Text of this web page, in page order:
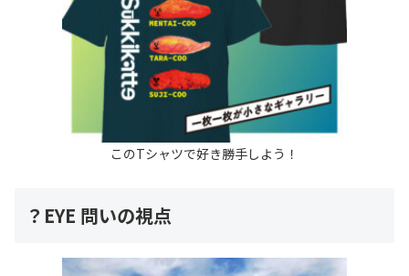
このTシャツで好き勝手しよう！
？EYE 問いの視点